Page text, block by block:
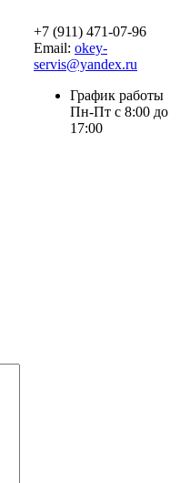
+7 (911) 471-07-96
Email: okey-
servis@yandex.ru
График работы
Пн-Пт с 8:00 до
17:00